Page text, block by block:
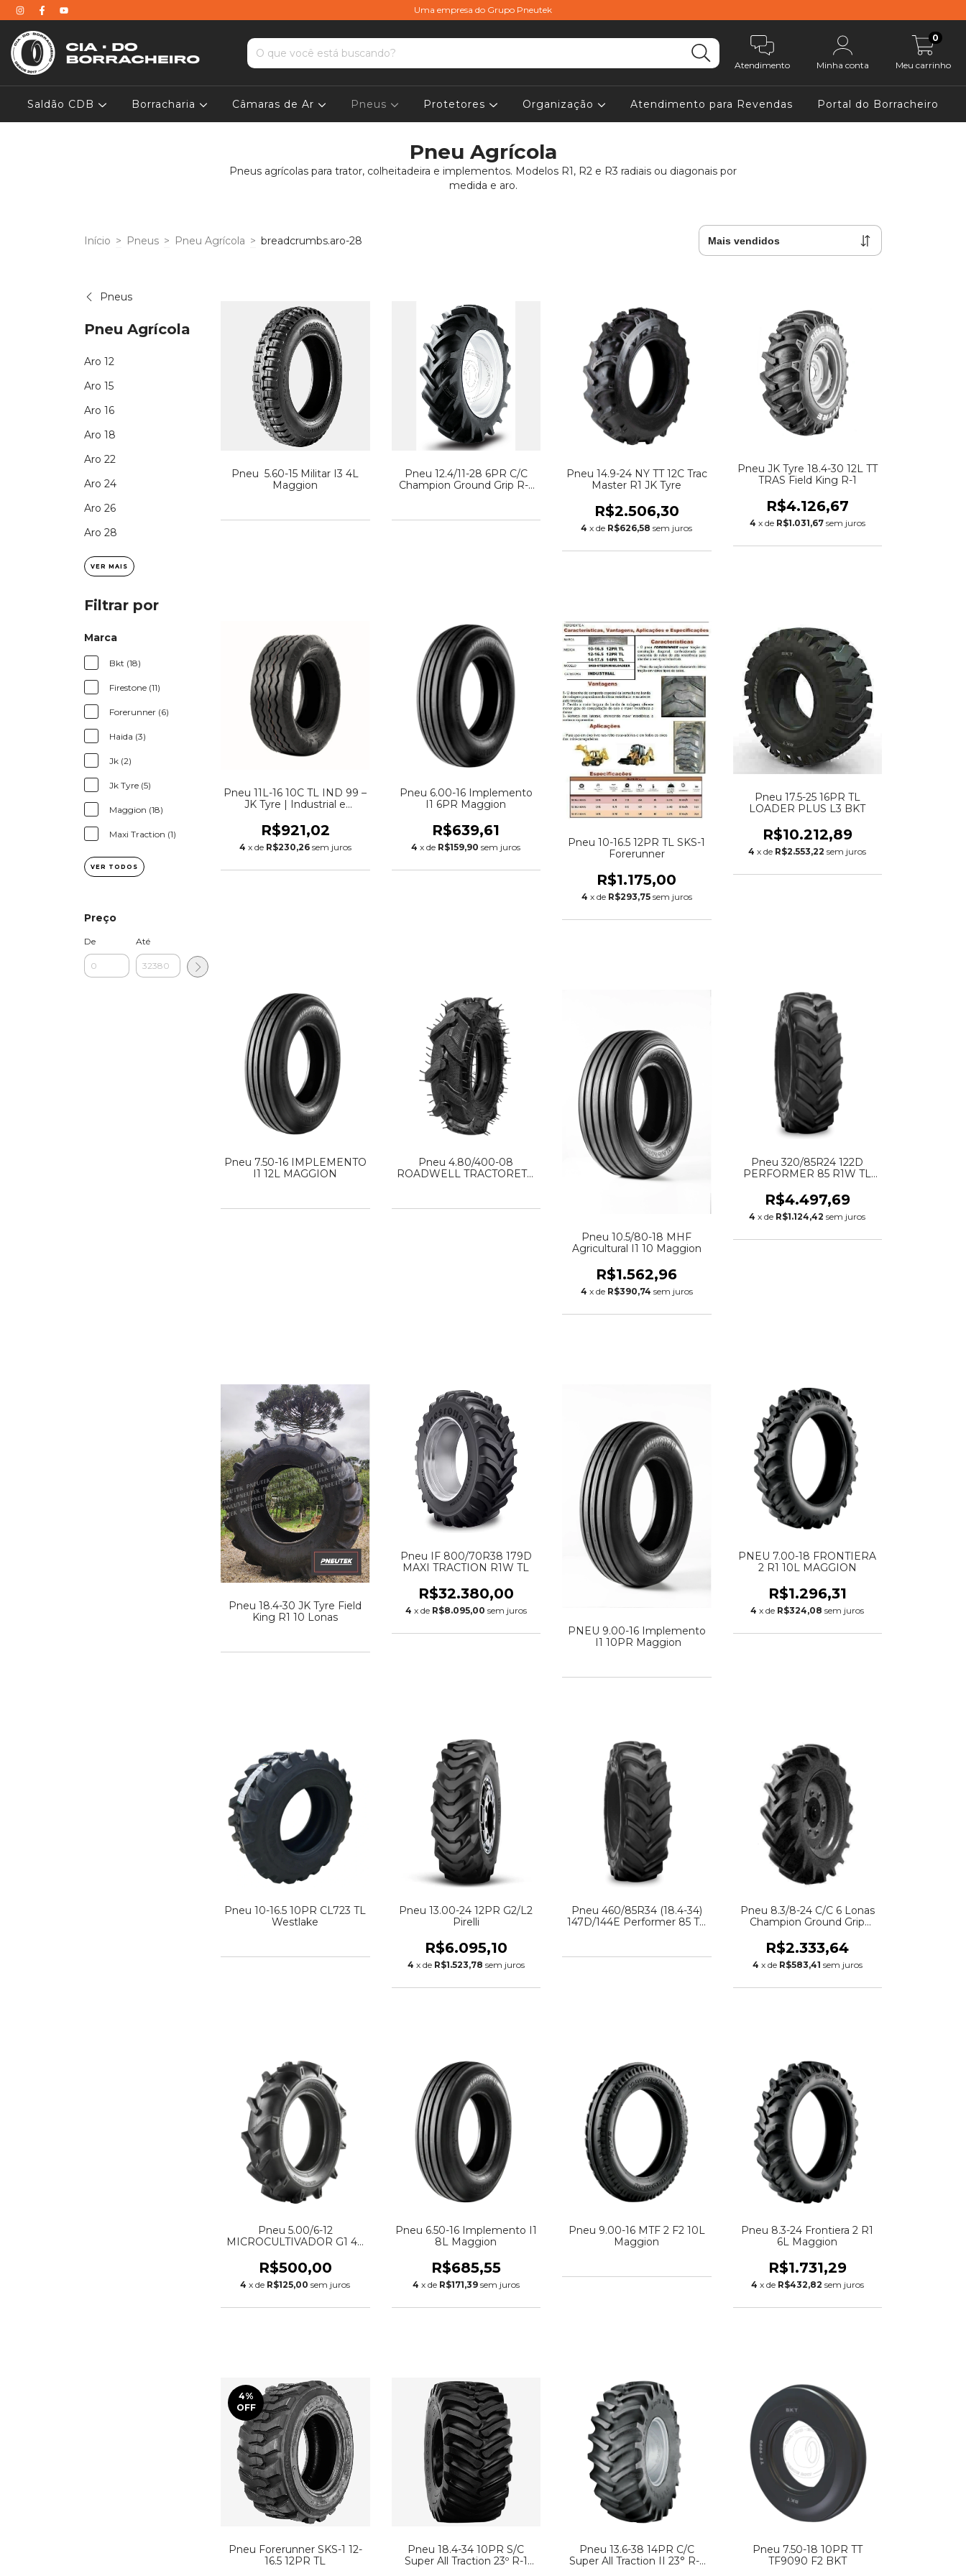
Uma empresa do Grupo Pneutek
Atendimento Minha conta Meu carrinho
0
Saldão CDB Borracharia Câmaras de Ar Pneus Protetores Organização Atendimento para Revendas Portal do Borracheiro
Pneu Agrícola
Pneus agrícolas para trator, colheitadeira e implementos. Modelos R1, R2 e R3 radiais ou diagonais por
medida e aro.
Início > Pneus > Pneu Agrícola > breadcrumbs.aro-28
Pneus
Pneu Agrícola
Aro 12
Aro 15
Aro 16
Aro 18
Aro 22
Aro 24
Aro 26
Aro 28
VER MAIS
Filtrar por
Marca
Bkt (18)
Firestone (11)
Forerunner (6)
Haida (3)
Jk (2)
Jk Tyre (5)
Maggion (18)
Maxi Traction (1)
VER TODOS
Preço
De Até
Pneu 5.60-15 Militar I3 4L
Maggion
Pneu 12.4/11-28 6PR C/C
Champion Ground Grip R-1
Pneu 14.9-24 NY TT 12C Trac
Master R1 JK Tyre
R$2.506,30
4 x de R$626,58 sem juros
Pneu JK Tyre 18.4-30 12L TT
TRAS Field King R-1
R$4.126,67
4 x de R$1.031,67 sem juros
Pneu 11L-16 10C TL IND 99 –
JK Tyre | Industrial e
R$921,02
4 x de R$230,26 sem juros
Pneu 6.00-16 Implemento
I1 6PR Maggion
R$639,61
4 x de R$159,90 sem juros
Pneu 10-16.5 12PR TL SKS-1
Forerunner
R$1.175,00
4 x de R$293,75 sem juros
Pneu 17.5-25 16PR TL
LOADER PLUS L3 BKT
R$10.212,89
4 x de R$2.553,22 sem juros
Pneu 7.50-16 IMPLEMENTO
I1 12L MAGGION
Pneu 4.80/400-08
ROADWELL TRACTORETO
Pneu 10.5/80-18 MHF
Agricultural I1 10 Maggion
R$1.562,96
4 x de R$390,74 sem juros
Pneu 320/85R24 122D
PERFORMER 85 R1W TL
R$4.497,69
4 x de R$1.124,42 sem juros
Pneu 18.4-30 JK Tyre Field
King R1 10 Lonas
Pneu IF 800/70R38 179D
MAXI TRACTION R1W TL
R$32.380,00
4 x de R$8.095,00 sem juros
PNEU 9.00-16 Implemento
I1 10PR Maggion
PNEU 7.00-18 FRONTIERA
2 R1 10L MAGGION
R$1.296,31
4 x de R$324,08 sem juros
Pneu 10-16.5 10PR CL723 TL
Westlake
Pneu 13.00-24 12PR G2/L2
Pirelli
R$6.095,10
4 x de R$1.523,78 sem juros
Pneu 460/85R34 (18.4-34)
147D/144E Performer 85 TL
Pneu 8.3/8-24 C/C 6 Lonas
Champion Ground Grip
R$2.333,64
4 x de R$583,41 sem juros
Pneu 5.00/6-12
MICROCULTIVADOR G1 4L
R$500,00
4 x de R$125,00 sem juros
Pneu 6.50-16 Implemento I1
8L Maggion
R$685,55
4 x de R$171,39 sem juros
Pneu 9.00-16 MTF 2 F2 10L
Maggion
Pneu 8.3-24 Frontiera 2 R1
6L Maggion
R$1.731,29
4 x de R$432,82 sem juros
4%
OFF
Pneu Forerunner SKS-1 12-
16.5 12PR TL
Pneu 18.4-34 10PR S/C
Super All Traction 23º R-1
Pneu 13.6-38 14PR C/C
Super All Traction II 23° R-1
Pneu 7.50-18 10PR TT
TF9090 F2 BKT